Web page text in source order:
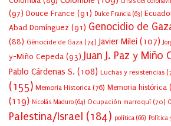
(97) Douce France (91) Dulce Francia (63)
Abad Domínguez (91) Genocidio de
(88) Génocide de Gaza (74) Javier Milei (107)
y-Miño Cepeda (93) Juan J. Paz y Miño
Pablo Cárdenas S. (108) Luchas y resistencias
(155) Memoria Historica (76) Memoria histórica
(119) Nicolás Maduro (64) Ocupación marroquí (70)
Palestina/Israel (184) política (66) Política